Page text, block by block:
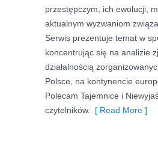
przestępczym, ich ewolucji,
aktualnym wyzwaniom
Serwis prezentuje temat w
koncentrując się na analizie
działalnością
Polsce, na kontynencie
Polecam Tajemnice i
czytelników.
[ Read More ]